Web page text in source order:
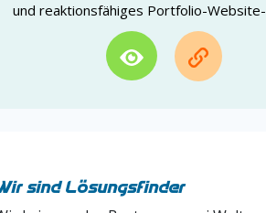
und reaktionsfähiges Portfolio-Website-
sind Lösungsfinder